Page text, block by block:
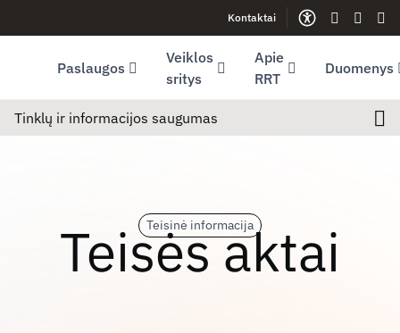
Youtube (opens in new window)Kontaktai
Gestų
Paslaugos
Veiklos
sritys
Apie
RRT
Duomenys
Teisinė informacija
Teisės aktai
Tinklų ir informacijos saugumas